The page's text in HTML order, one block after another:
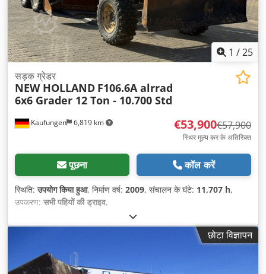
1 /25
Kaufungen 6,819 km
सड़क ग्रेडर
NEW HOLLAND F106.6A alrrad
6x6 Grader 12 Ton - 10.700 Std
€53,900€57,900
स्थिर मूल्य कर के अतिरिक्त
पूछना कॉल करें
स्थिति:उपयोग किया हुआ, निर्माण वर्ष: 2009, संचालन के घंटे: 11,707 h,
उपकरण: सभी पहियों की ड्राइव,
छोटा विज्ञापन